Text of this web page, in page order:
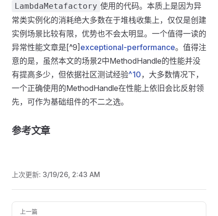
LambdaMetafactory 使用的代码。本质上是因为异
常类实例化的消耗绝大多数在于堆栈收集上，仅仅是创建
实例场景比较有限，优势也不会太明显。一个值得一读的
异常性能文章是[^9] exceptional-performance。值得注
意的是，虽然本文的场景2中MethodHandle的性能并没
有提高多少，但依据社区测试经验^10，大多数情况下，
一个正确使用的MethodHandle在性能上依旧会比反射领
先，可作为基础组件的不二之选。
参考文章
上次更新: 3/19/26, 2:43 AM
Pager
上一篇